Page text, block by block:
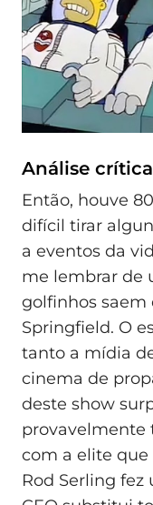
Análise
Então, houve
difícil tirar
a eventos da
me lembrar de
golfinhos saem
Springfield. O
tanto a mídia
cinema de
deste show
provavelmente
com a elite
Rod Serling